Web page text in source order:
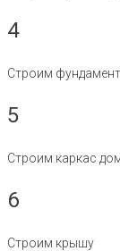
4
Строим фундамент
5
Строим каркас
6
Строим крышу